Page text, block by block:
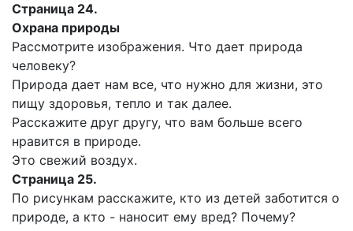
Страница 24.
Охрана природы
Рассмотрите изображения. Что дает природа
человеку?
Природа дает нам все, что нужно для жизни, это
пищу здоровья, тепло и так далее.
Расскажите друг другу, что вам больше всего
нравится в природе.
Это свежий воздух.
Страница 25.
По рисункам расскажите, кто из детей заботится о
природе, а кто - наносит ему вред? Почему?